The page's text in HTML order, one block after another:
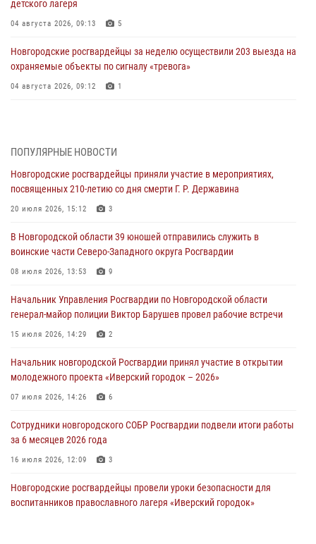
детского лагеря
04 августа 2026, 09:13 5
Новгородские росгвардейцы за неделю осуществили 203 выезда на
охраняемые объекты по сигналу «тревога»
04 августа 2026, 09:12 1
В Великом Новгороде сотрудники центра лицензионно-
разрешительной работы Росгвардии провели телефонную «горячую
30 июля 2026, 14:36 1
Новгородские росгвардейцы рассказали о службе детям из летнего
30 июля 2026, 08:40 5
Новгородские росгвардейцы задержали мужчину
Телесюжет в программе "Новгородское областное телевидение.
Новости часа." от 29 июля 2026 года. Новгородские призывники
29 июля 2026, 12:54 1
ПОПУЛЯРНЫЕ НОВОСТИ
Новгородские росгвардейцы приняли участие в мероприятиях,
посвященных 210-летию со дня смерти Г. Р. Державина
20 июля 2026, 15:12 3
В Новгородской области 39 юношей отправились служить в
воинские части Северо-Западного округа Росгвардии
08 июля 2026, 13:53 9
Начальник Управления Росгвардии по Новгородской области
генерал-майор полиции Виктор Барушев провел рабочие встречи
15 июля 2026, 14:29 2
Начальник новгородской Росгвардии принял участие в открытии
молодежного проекта «Иверский городок – 2026»
07 июля 2026, 14:26 6
Сотрудники новгородского СОБР Росгвардии подвели итоги работы
за 6 месяцев 2026 года
16 июля 2026, 12:09 3
Новгородские росгвардейцы провели уроки безопасности для
воспитанников православного лагеря «Иверский городок»